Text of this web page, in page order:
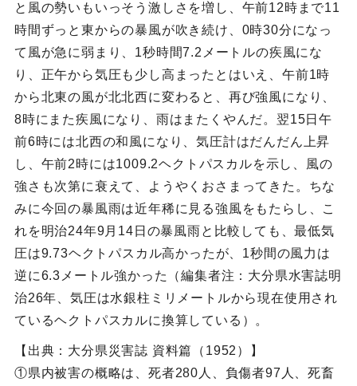
と風の勢いもいっそう激しさを増し、午前12時まで11
時間ずっと東からの暴風が吹き続け、0時30分になっ
て風が急に弱まり、1秒時間7.2メートルの疾風にな
り、正午から気圧も少し高まったとはいえ、午前1時
から北東の風が北北西に変わると、再び強風になり、
8時にまた疾風になり、雨はまたくやんだ。翌15日午
前6時には北西の和風になり、気圧計はだんだん上昇
し、午前2時には1009.2ヘクトパスカルを示し、風の
強さも次第に衰えて、ようやくおさまってきた。ちな
みに今回の暴風雨は近年稀に見る強風をもたらし、こ
れを明治24年9月14日の暴風雨と比較しても、最低気
圧は9.73ヘクトパスカル高かったが、1秒間の風力は
逆に6.3メートル強かった（編集者注：大分県水害誌明
治26年、気圧は水銀柱ミリメートルから現在使用され
ているヘクトパスカルに換算している）。
【出典：大分県災害誌 資料篇（1952）】
①県内被害の概略は、死者280人、負傷者97人、死畜